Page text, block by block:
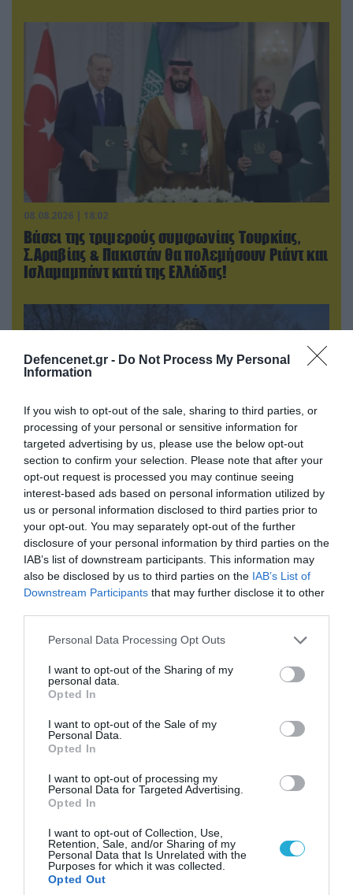
Defencenet.gr - Do Not Process My Personal
Information
If you wish to opt-out of the sale, sharing to third parties, or
processing of your personal or sensitive information for
targeted advertising by us, please use the below opt-out
section to confirm your selection. Please note that after your
opt-out request is processed you may continue seeing
interest-based ads based on personal information utilized by
us or personal information disclosed to third parties prior to
your opt-out. You may separately opt-out of the further
disclosure of your personal information by third parties on the
IAB’s list of downstream participants. This information may
also be disclosed by us to third parties on the IAB’s List of
Downstream Participants that may further disclose it to other
Please note that this website/app uses one or more Google
not limited to your visit or usage behaviour. You may click to
grant or deny consent to Google and its third-party tags to
use your data for below specified purposes in below Google
consent section.
Personal Data Processing Opt Outs
I want to opt-out of the Sharing of my
personal data.
Opted In
I want to opt-out of the Sale of my
Personal Data.
Opted In
I want to opt-out of processing my
Personal Data for Targeted Advertising.
Opted In
I want to opt-out of Collection, Use,
Retention, Sale, and/or Sharing of my
Personal Data that Is Unrelated with the
Purposes for which it was collected.
Opted Out
08.08.2026 | 18:02
Βάσει της τριμερούς συμφωνίας Τουρκίας,
Σ.Αραβίας & Πακιστάν θα πολεμήσουν Ριάντ και
Ισλαμαμπάντ κατά της Ελλάδας!
07.08.2026 | 19:02
Απετράπη το εγχείρημα Ουκρανών για
αντεπίθεση στο Κολομίγτσι: Δείτε το πριν & το
μετά της προσπάθειάς τους (βίντεο)
08.08.2026 | 09:02
«Η απόλυτη τραγωδία»: Η «αιχμηρή» ανάρτηση
ΠΟΛΙΤΙΚΗ